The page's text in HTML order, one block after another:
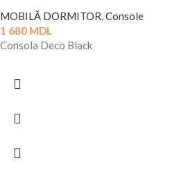
MOBILĂ DORMITOR,Console
1 680 MDL
Consola Deco Black